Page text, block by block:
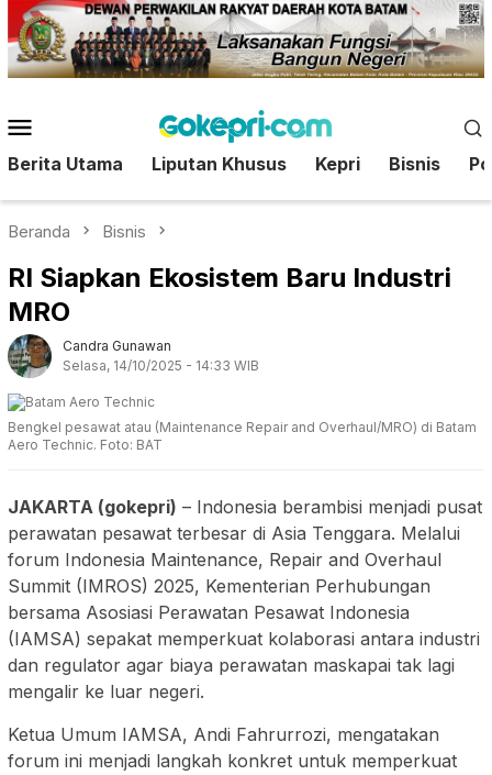
Loncat
ke
konten
Mobile
Berita Utama Liputan Khusus Kepri Bisnis
Beranda Bisnis
RI Siapkan Ekosistem Baru Industri
MRO
Candra Gunawan
Selasa, 14/10/2025 - 14:33 WIB
Bengkel pesawat atau (Maintenance Repair and Overhaul/MRO) di Batam
Aero Technic. Foto: BAT
JAKARTA (gokepri) – Indonesia berambisi menjadi pusat
perawatan pesawat terbesar di Asia Tenggara. Melalui
forum Indonesia Maintenance, Repair and Overhaul
Summit (IMROS) 2025, Kementerian Perhubungan
bersama Asosiasi Perawatan Pesawat Indonesia
(IAMSA) sepakat memperkuat kolaborasi antara industri
dan regulator agar biaya perawatan maskapai tak lagi
mengalir ke luar negeri.
Ketua Umum IAMSA, Andi Fahrurrozi, mengatakan
forum ini menjadi langkah konkret untuk memperkuat